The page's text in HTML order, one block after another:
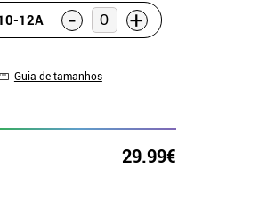
12A - +
Guia de tamanhos
29.99€